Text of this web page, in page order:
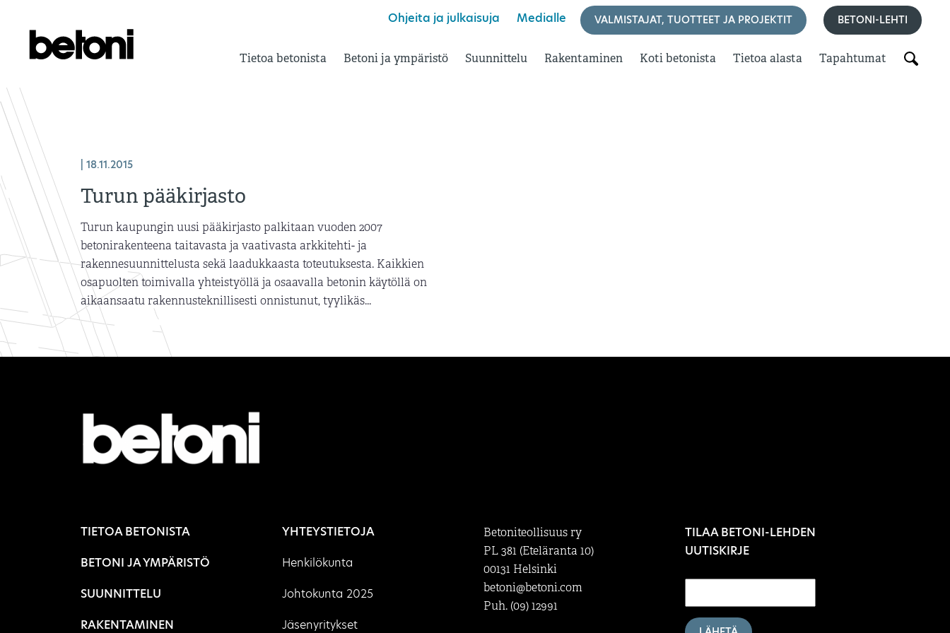
Ohjeita ja julkaisuja Medialle VALMISTAJAT, TUOTTEET JA PROJEKTIT BETONI-LEHTI
Tietoa betonista Betoni ja ympäristö Suunnittelu Rakentaminen Koti betonista Tietoa alasta Tapahtumat
| 18.11.2015
Turun pääkirjasto
Turun kaupungin uusi pääkirjasto palkitaan vuoden 2007
betonirakenteena taitavasta ja vaativasta arkkitehti- ja
rakennesuunnittelusta sekä laadukkaasta toteutuksesta. Kaikkien
osapuolten toimivalla yhteistyöllä ja osaavalla betonin käytöllä on
aikaansaatu rakennusteknillisesti onnistunut, tyylikäs...
TIETOA BETONISTA
BETONI JA YMPÄRISTÖ
SUUNNITTELU
RAKENTAMINEN
YHTEYSTIETOJA
Henkilökunta
Johtokunta 2025
Jäsenyritykset
Betoniteollisuus ry
PL 381 (Eteläranta 10)
00131 Helsinki
betoni@betoni.com
Puh. (09) 12991
TILAA BETONI-LEHDEN
UUTISKIRJE